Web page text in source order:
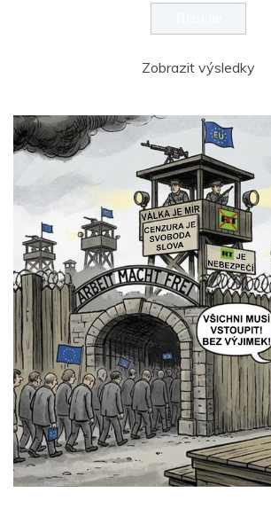
Zobrazit výsledky